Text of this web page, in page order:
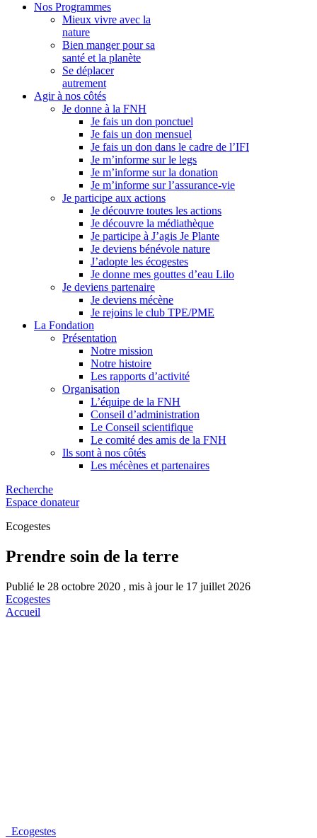
Nos Programmes
Mieux vivre avec la
nature
Bien manger pour sa
santé et la planète
Se déplacer
autrement
Agir à nos côtés
Je donne à la FNH
Je fais un don ponctuel
Je fais un don mensuel
Je fais un don dans le cadre de l’IFI
Je m’informe sur le legs
Je m’informe sur la donation
Je m’informe sur l’assurance-vie
Je participe aux actions
Je découvre toutes les actions
Je découvre la médiathèque
Je participe à J’agis Je Plante
Je deviens bénévole nature
J’adopte les écogestes
Je donne mes gouttes d’eau Lilo
Je deviens partenaire
Je deviens mécène
Je rejoins le club TPE/PME
La Fondation
Présentation
Notre mission
Notre histoire
Les rapports d’activité
Organisation
L’équipe de la FNH
Conseil d’administration
Le Conseil scientifique
Le comité des amis de la FNH
Ils sont à nos côtés
Les mécènes et partenaires
Recherche
Espace donateur
Ecogestes
Prendre soin de la terre
Publié le 28 octobre 2020 , mis à jour le 17 juillet 2026
Ecogestes
Accueil
Ecogestes